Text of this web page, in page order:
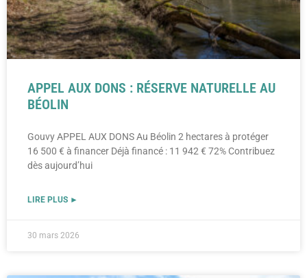
APPEL AUX DONS : RÉSERVE NATURELLE AU
BÉOLIN
Gouvy APPEL AUX DONS Au Béolin 2 hectares à protéger
16 500 € à financer Déjà financé : 11 942 € 72% Contribuez
dès aujourd’hui
LIRE PLUS ►
30 mars 2026